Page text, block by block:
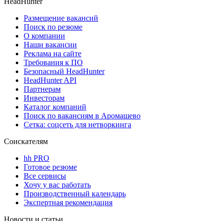
Размещение вакансий
Поиск по резюме
О компании
Наши вакансии
Реклама на сайте
Требования к ПО
Безопасный HeadHunter
HeadHunter API
Партнерам
Инвесторам
Каталог компаний
Поиск по вакансиям в Аромашево
Сетка: соцсеть для нетворкинга
Соискателям
hh PRO
Готовое резюме
Все сервисы
Хочу у вас работать
Производственный календарь
Экспертная рекомендация
Новости и статьи